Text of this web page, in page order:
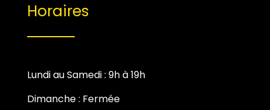
Horaires
Lundi au Samedi : 9h à 19h
Dimanche : Fermée